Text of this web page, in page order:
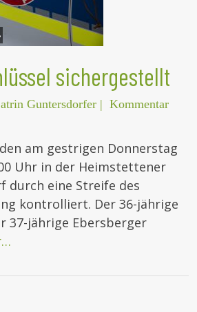
sichergestellt
Guntersdorfer | Kommentar
am gestrigen Donnerstag
Uhr in der Heimstettener
durch eine Streife des
kontrolliert. Der 36-jährige
37-jährige Ebersberger